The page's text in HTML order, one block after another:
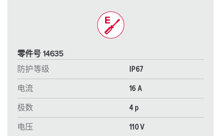
零件号 14635
防护等级
IP67
电流 16 A
极数 4 p
电压 110 V